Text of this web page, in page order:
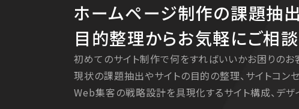
ホームページ制作の課題抽出
目的整理からお気軽にご相談
初めてのサイト制作で何をすればいいかお困りのお
現状の課題抽出やサイトの目的の整理、サイトコン
Web集客の戦略設計を具現化するサイト構成、デザ